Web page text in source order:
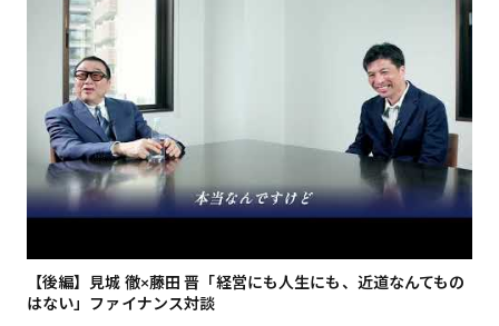
【後編】見城 徹×藤田 晋「経営にも人生にも、近道なんてもの
はない」ファイナンス対談